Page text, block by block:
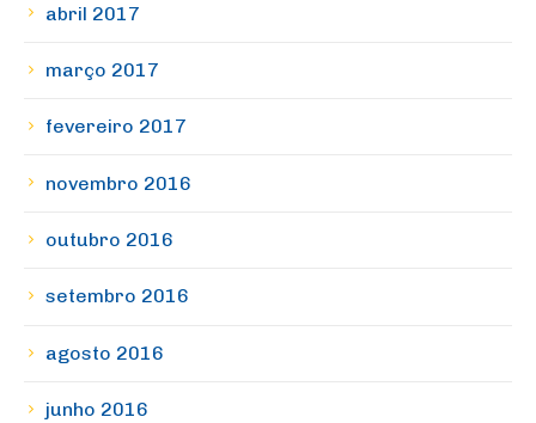
abril 2017
março 2017
fevereiro 2017
novembro 2016
outubro 2016
setembro 2016
agosto 2016
junho 2016